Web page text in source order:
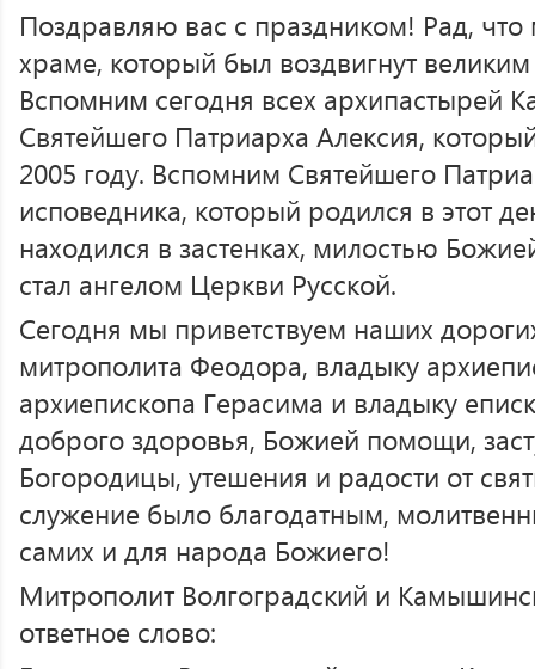
Поздравляю вас с праздником! Рад,
храме, который был воздвигнут
Вспомним сегодня всех архипастырей
Святейшего Патриарха Алексия,
2005 году. Вспомним Святейшего
исповедника, который родился в этот
находился в застенках, милостью
стал ангелом Церкви Русской.
Сегодня мы приветствуем наших
митрополита Феодора, владыку
архиепископа Герасима и владыку
доброго здоровья, Божией помощи,
Богородицы, утешения и радости от
служение было благодатным,
самих и для народа Божиего!
Митрополит Волгоградский и
ответное слово: